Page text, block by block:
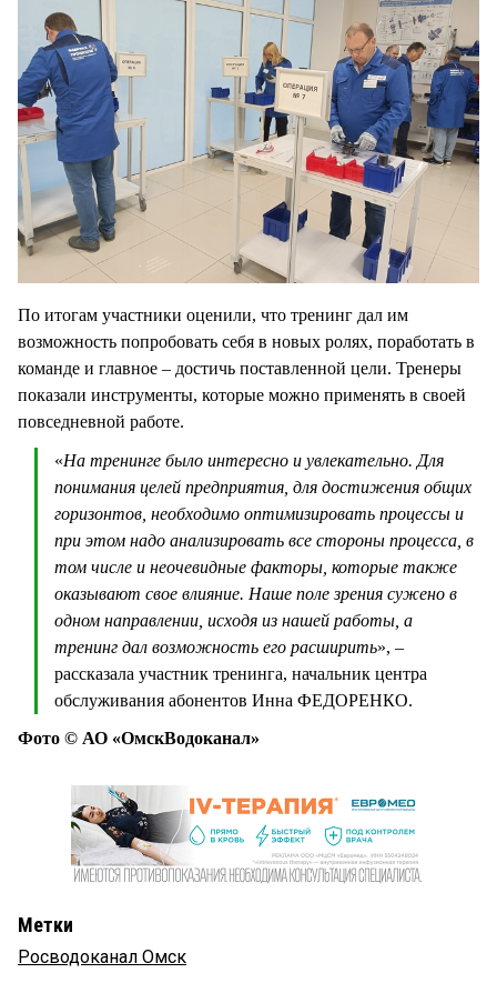
По итогам участники оценили, что тренинг дал им
возможность попробовать себя в новых ролях, поработать в
команде и главное – достичь поставленной цели. Тренеры
показали инструменты, которые можно применять в своей
повседневной работе.
«На тренинге было интересно и увлекательно. Для
понимания целей предприятия, для достижения общих
горизонтов, необходимо оптимизировать процессы и
при этом надо анализировать все стороны процесса, в
том числе и неочевидные факторы, которые также
оказывают свое влияние. Наше поле зрения сужено в
одном направлении, исходя из нашей работы, а
тренинг дал возможность его расширить», –
рассказала участник тренинга, начальник центра
обслуживания абонентов Инна ФЕДОРЕНКО.
Фото © АО «ОмскВодоканал»
Метки
Росводоканал Омск